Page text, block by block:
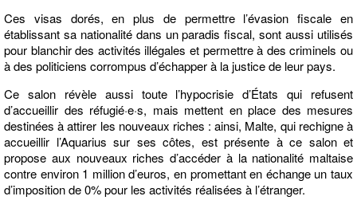
Ces visas dorés, en plus de permettre l’évasion fiscale en
établissant sa nationalité dans un paradis fiscal, sont aussi utilisés
pour blanchir des activités illégales et permettre à des criminels ou
à des politiciens corrompus d’échapper à la justice de leur pays.
Ce salon révèle aussi toute l’hypocrisie d’États qui refusent
d’accueillir des réfugié·e·s, mais mettent en place des mesures
destinées à attirer les nouveaux riches : ainsi, Malte, qui rechigne à
accueillir l’Aquarius sur ses côtes, est présente à ce salon et
propose aux nouveaux riches d’accéder à la nationalité maltaise
contre environ 1 million d’euros, en promettant en échange un taux
d’imposition de 0% pour les activités réalisées à l’étranger.